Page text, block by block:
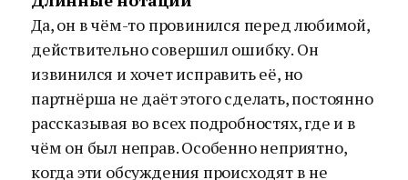
Да, он в чём-то провинился перед любимой,
действительно совершил ошибку. Он
извинился и хочет исправить её, но
партнёрша не даёт этого сделать, постоянно
рассказывая во всех подробностях, где и в
чём он был неправ. Особенно неприятно,
когда эти обсуждения происходят в не